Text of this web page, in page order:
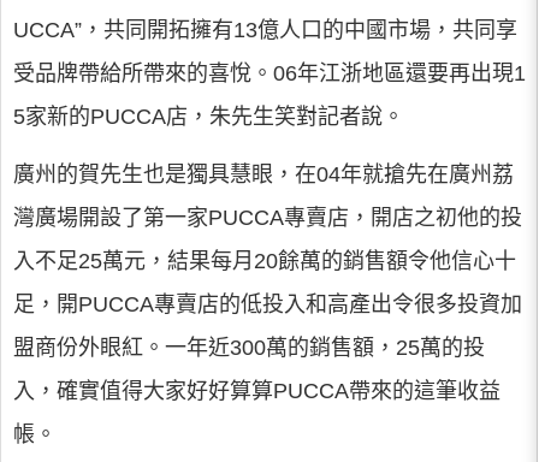
UCCA”，共同開拓擁有13億人口的中國市場，共同享
受品牌帶給所帶來的喜悅。06年江浙地區還要再出現1
5家新的PUCCA店，朱先生笑對記者說。
廣州的賀先生也是獨具慧眼，在04年就搶先在廣州荔
灣廣場開設了第一家PUCCA專賣店，開店之初他的投
入不足25萬元，結果每月20餘萬的銷售額令他信心十
足，開PUCCA專賣店的低投入和高產出令很多投資加
盟商份外眼紅。一年近300萬的銷售額，25萬的投
入，確實值得大家好好算算PUCCA帶來的這筆收益
帳。